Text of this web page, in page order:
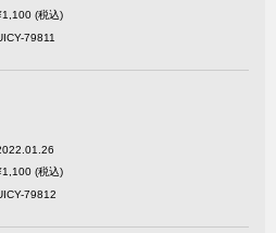
(税込)
79811
(税込)
79812